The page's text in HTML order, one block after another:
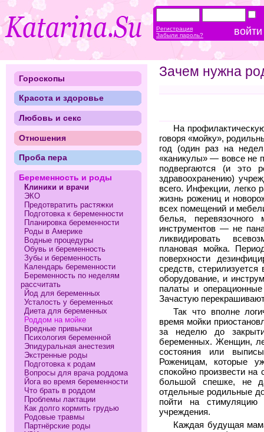
Зачем нужна
На
говоря «мойку»,
год (один раз на
«каникулы» — вовсе не
подвергаются (и это
здравоохранению)
всего. Инфекции, легко
жизнь рожениц и
всех помещений и
белья, перевязочного
инструментов — не
ликвидировать
плановая мойка.
поверхности
средств,
оборудование, и
палаты и
Зачастую
Так что вполне
время мойки
за неделю до
беременных. Женщин,
состояния или
Роженицам, которые
спокойно произвести
большой спешке, не
отдельные родильные
пойти на
учреждения.
Каждая будущая
Гороскопы
Красота и здоровье
Любовь и секс
Отношения
Проба пера
Беременность и роды
Клиники и врачи
ЭКО
Предотвратить растяжки
Подготовка к беременности
Планировка беременности
Роды в Америке
Водные процедуры
Обувь и беременность
Зубы и беременность
Календарь беременности
Беременность по неделям
рассчитать
Йод для беременных
Усталость у беременных
Диета для беременных
Роддом на мойке
Вредные привычки
Психология беременной
Эпидуральная анестезия
Экстренные роды
Подготовка к родам
Вопросы для врача роддома
Йога во время беременности
Что брать в роддом
Проблемы лактации
Как долго кормить грудью
Родовые травмы
Партнёрские роды
Регистрация
Забыли пароль?